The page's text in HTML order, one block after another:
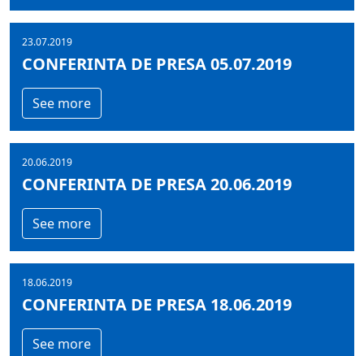
23.07.2019
CONFERINTA DE PRESA 05.07.2019
See more
20.06.2019
CONFERINTA DE PRESA 20.06.2019
See more
18.06.2019
CONFERINTA DE PRESA 18.06.2019
See more